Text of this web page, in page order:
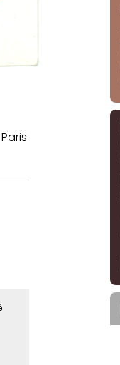
Paris